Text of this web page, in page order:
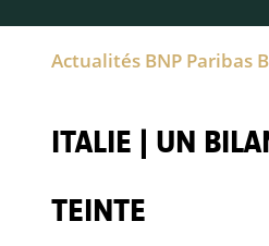
Actualités BNP Paribas
ITALIE | UN
TEINTE